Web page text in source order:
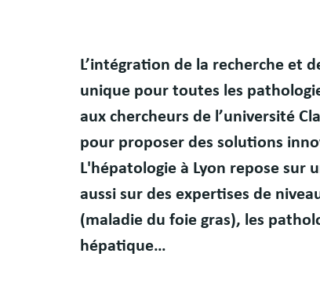
Body
L’intégration de la recherche et
unique pour toutes les
aux chercheurs de l’université
pour proposer des solutions
L'hépatologie à Lyon repose sur
aussi sur des expertises de
(maladie du foie gras), les
hépatique…